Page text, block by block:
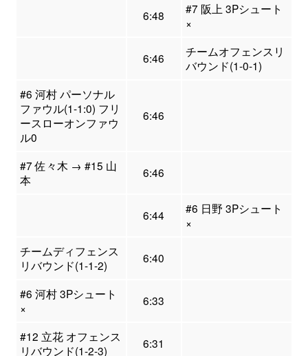
6:48
#7 阪上 3Pシュート
×
6:46
チームオフェンスリ
バウンド(1-0-1)
#6 河村 パーソナル
ファウル(1-1:0) フリ
ースローオンファウ
ル0
6:46
#7 佐々木 → #15 山
本
6:46
6:44
#6 日野 3Pシュート
×
チームディフェンス
リバウンド(1-1-2)
6:40
#6 河村 3Pシュート
×
6:33
#12 立花 オフェンス
リバウンド(1-2-3)
6:31